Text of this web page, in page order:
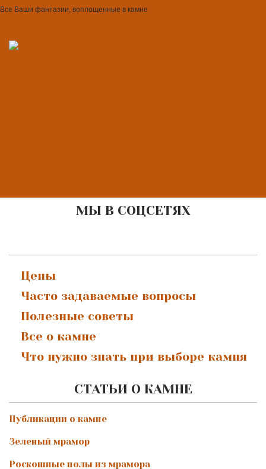
Все Ваши фантазии, воплощенные в камне
МЫ В СОЦСЕТЯХ
Цены
Часто задаваемые вопросы
Полезные советы
Все о камне
Что нужно знать при выборе камня
СТАТЬИ О КАМНЕ
Публикации о камне
Зеленый мрамор
Роскошные полы из мрамора